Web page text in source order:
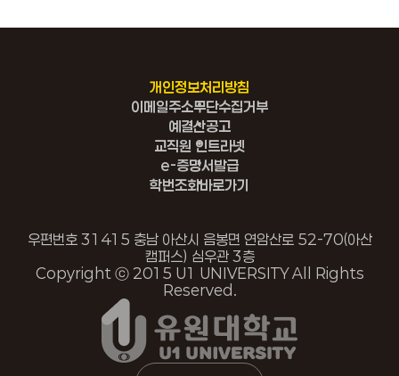
개인정보처리방침
이메일주소무단수집거부
예결산공고
교직원 인트라넷
e-증명서발급
학번조회바로가기
우편번호 31415 충남 아산시 음봉면 연암산로 52-70(아산
캠퍼스) 심우관 3층
Copyright ⓒ 2015 U1 UNIVERSITY All Rights
Reserved.